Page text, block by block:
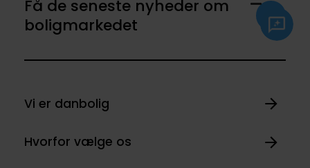
Få de seneste nyheder om
boligmarkedet
Vi er danbolig
Hvorfor vælge os